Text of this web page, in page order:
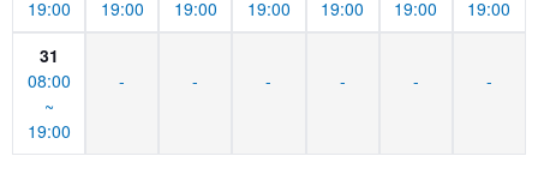
19:00
19:00
19:00
19:00
19:00
19:00
19:00
31
08:00
~
19:00
- - - - - -